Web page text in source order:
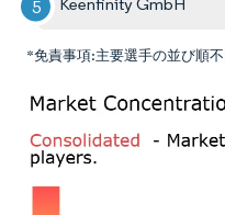
*免責事項:主要選手の並び順不